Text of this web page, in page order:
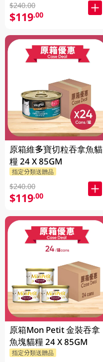
$240.00
$119.00
原箱維多寶切粒吞拿魚貓
糧 24 X 85GM
指定分類送贈品
$240.00
$119.00
原箱Mon Petit 金裝吞拿
魚塊貓糧 24 X 85GM
指定分類送贈品